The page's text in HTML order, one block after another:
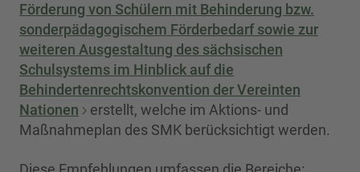
Förderung von Schülern mit Behinderung bzw.
sonderpädagogischem Förderbedarf sowie zur
weiteren Ausgestaltung des sächsischen
Schulsystems im Hinblick auf die
Behindertenrechtskonvention der Vereinten
Nationen
erstellt, welche im Aktions- und
Maßnahmeplan des SMK berücksichtigt werden.